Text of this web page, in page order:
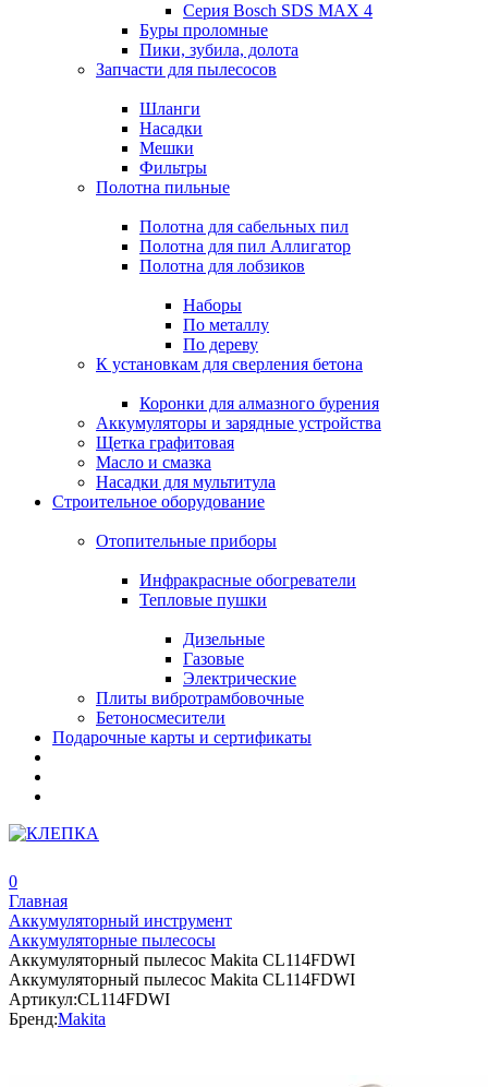
Серия Bosch SDS MAX 4
Буры проломные
Пики, зубила, долота
Запчасти для пылесосов
Шланги
Насадки
Мешки
Фильтры
Полотна пильные
Полотна для сабельных пил
Полотна для пил Аллигатор
Полотна для лобзиков
Наборы
По металлу
По дереву
К установкам для сверления бетона
Коронки для алмазного бурения
Аккумуляторы и зарядные устройства
Щетка графитовая
Масло и смазка
Насадки для мультитула
Строительное оборудование
Отопительные приборы
Инфракрасные обогреватели
Тепловые пушки
Дизельные
Газовые
Электрические
Плиты вибротрамбовочные
Бетоносмесители
Подарочные карты и сертификаты
0
Главная
Аккумуляторный инструмент
Аккумуляторные пылесосы
Аккумуляторный пылесос Makita CL114FDWI
Аккумуляторный пылесос Makita CL114FDWI
Артикул:CL114FDWI
Бренд:Makita